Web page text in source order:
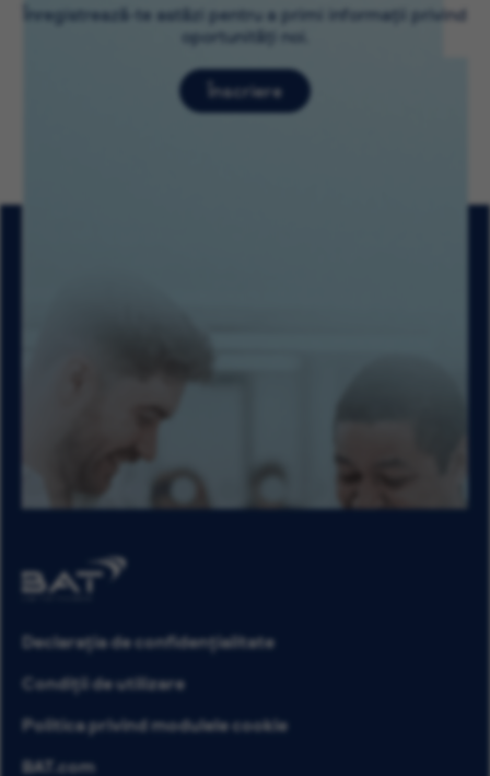
Înregistrează-te astăzi pentru a primi informații privind
oportunități noi.
Înscriere
Declarația de confidențialitate
Condiții de utilizare
Politica privind modulele cookie
BAT.com